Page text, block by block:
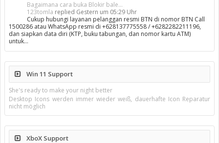
Bagaimana cara buka Blokir bale...
123tomla replied Gestern um 05:29 Uhr
Cukup hubungi layanan pelanggan resmi BTN di nomor BTN Call
1500286 atau WhatsApp resmi di +628137775558 / +6282282211196,
dan siapkan data diri (KTP, buku tabungan, dan nomor kartu ATM)
untuk…
Win 11 Support
She's ready to make your night better
Desktop Icons werden immer wieder weiß, dauerhafte Icon Reparatur
nicht möglich
XboX Support